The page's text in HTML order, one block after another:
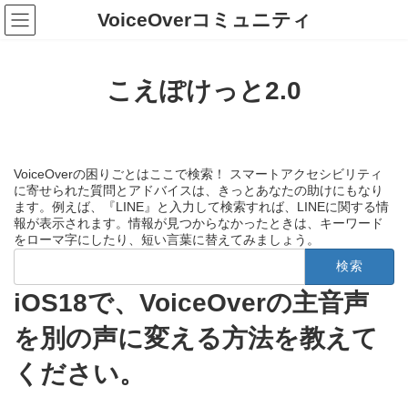
コ
ン
テ
ナ
ビ
ゲ
VoiceOverコミュニティ
こえぽけっと2.0
VoiceOverの困りごとはここで検索！ スマートアクセシビリティ
に寄せられた質問とアドバイスは、きっとあなたの助けにもなり
ます。例えば、『LINE』と入力して検索すれば、LINEに関する情
報が表示されます。情報が見つからなかったときは、キーワード
をローマ字にしたり、短い言葉に替えてみましょう。
検
iOS18で、VoiceOverの主音声
を別の声に変える方法を教えて
ください。